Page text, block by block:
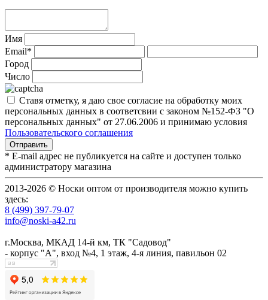
Имя
Email*
Город
Число
Ставя отметку, я даю свое согласие на обработку моих
персональных данных в соответсвии с законом №152-ФЗ "О
персональных данных" от 27.06.2006 и принимаю условия
Пользовательского соглашения
* E-mail адрес не публикуется на сайте и доступен только
администратору магазина
2013-2026 © Носки оптом от производителя можно купить
здесь:
8 (499) 397-79-07
info@noski-a42.ru
г.Москва, МКАД 14-й км, ТК "Садовод"
- корпус "А", вход №4, 1 этаж, 4-я линия, павильон 02